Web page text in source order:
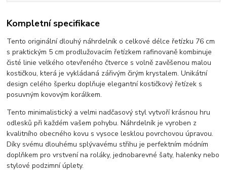
Kompletní specifikace
Tento originální dlouhý náhrdelník o celkové délce řetízku 76 cm
s praktickým 5 cm prodlužovacím řetízkem rafinovaně kombinuje
čisté linie velkého otevřeného čtverce s volně zavěšenou malou
kostičkou, která je vykládaná zářivým čirým krystalem. Unikátní
design celého šperku doplňuje elegantní kostičkový řetízek s
posuvným kovovým korálkem.
Tento minimalistický a velmi nadčasový styl vytvoří krásnou hru
odlesků při každém vašem pohybu. Náhrdelník je vyroben z
kvalitního obecného kovu s vysoce lesklou povrchovou úpravou.
Díky svému dlouhému splývavému střihu je perfektním módním
doplňkem pro vrstvení na roláky, jednobarevné šaty, halenky nebo
stylové podzimní úplety.